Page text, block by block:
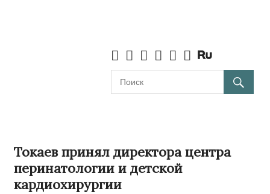
Токаев принял директора центра
перинатологии и детской
кардиохирургии